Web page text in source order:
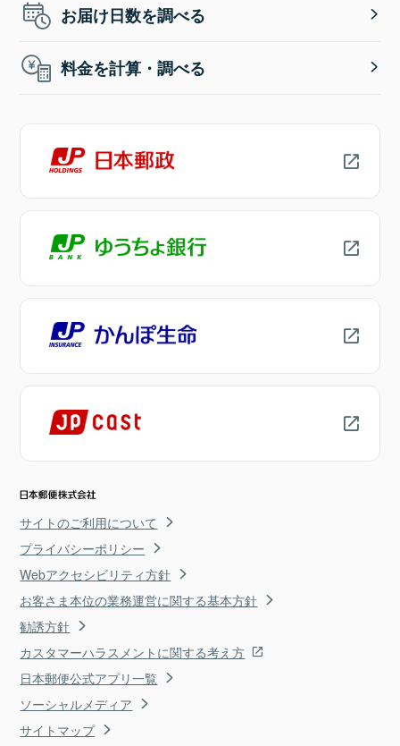
お届け日数を調べる
料金を計算・調べる
サイトのご利用について
プライバシーポリシー
Webアクセシビリティ方針
お客さま本位の業務運営に関する基本方針
勧誘方針
カスタマーハラスメントに関する考え方
日本郵便公式アプリ一覧
ソーシャルメディア
サイトマップ